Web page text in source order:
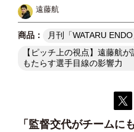
遠藤航
月刊「WATARU ENDO
【ピッチ上の視点】遠藤航
もたらす選手目線の影響力
「監督交代がチームに